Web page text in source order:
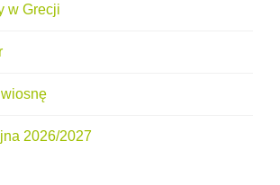
w Grecji
2026/2027